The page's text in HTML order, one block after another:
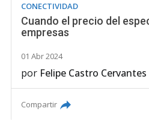
CONECTIVIDAD
Cuando el precio del
empresas
01 Abr 2024
por Felipe Castro Cervantes
Compartir